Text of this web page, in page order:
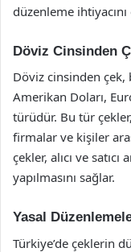
düzenleme
Döviz Cinsinden
Döviz cinsinden
Amerikan Doları,
türüdür. Bu tür
firmalar ve kişiler
çekler, alıcı ve
yapılmasını sağlar.
Yasal
Türkiye’de çeklerin